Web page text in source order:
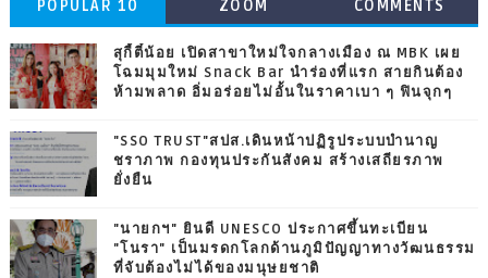
POPULAR 10 ZOOM COMMENTS
สุกี้ตี๋น้อย เปิดสาขาใหม่ใจกลางเมือง ณ MBK เผย
โฉมมุมใหม่ Snack Bar นำร่องที่แรก สายกินต้อง
ห้ามพลาด อิ่มอร่อยไม่อั้นในราคาเบา ๆ ฟินจุกๆ
"SSO TRUST"สปส.เดินหน้าปฏิรูประบบบำนาญ
ชราภาพ กองทุนประกันสังคม สร้างเสถียรภาพ
ยั่งยืน
"นายกฯ" ยินดี UNESCO ประกาศขึ้นทะเบียน
"โนรา" เป็นมรดกโลกด้านภูมิปัญญาทางวัฒนธรรม
ที่จับต้องไม่ได้ของมนุษยชาติ